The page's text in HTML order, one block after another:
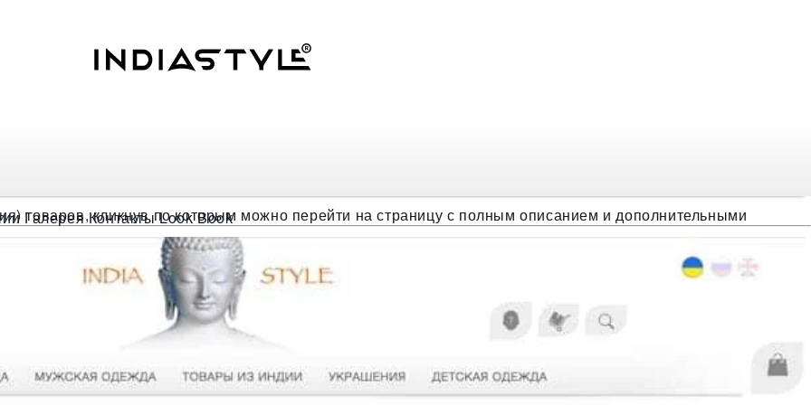
Галерея Контакты Look Book
Вы можете переходить по каталогам товаров.
товаров, кликнув по которым можно перейти на страницу с полным описанием и дополнительными